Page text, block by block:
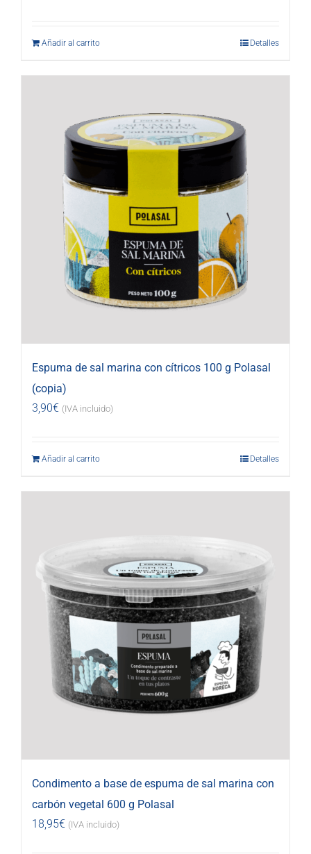
Añadir al carrito Detalles
Espuma de sal marina con cítricos 100 g Polasal
(copia)
3,90€ (IVA incluido)
Añadir al carrito Detalles
Condimento a base de espuma de sal marina con
carbón vegetal 600 g Polasal
18,95€ (IVA incluido)